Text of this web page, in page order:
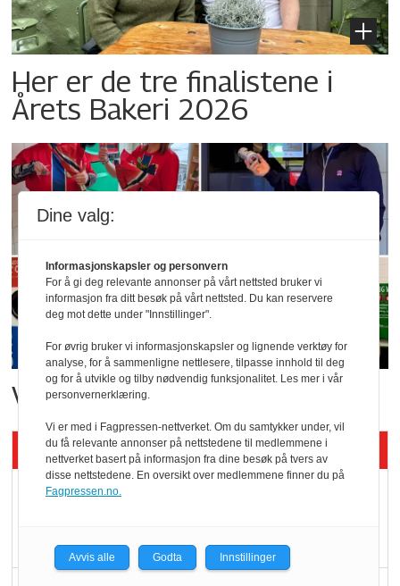
Her er de tre finalistene i
Årets Bakeri 2026
Vant i nyåpnet butikk
Siste artikler - KBS
velger ladestopp
Dine valg:
Informasjonskapsler og personvern
For å gi deg relevante annonser på vårt nettsted bruker vi
informasjon fra ditt besøk på vårt nettsted. Du kan reservere
deg mot dette under "Innstillinger".
For øvrig bruker vi informasjonskapsler og lignende verktøy for
analyse, for å sammenligne nettlesere, tilpasse innhold til deg
og for å utvikle og tilby nødvendig funksjonalitet. Les mer i vår
personvernerklæring.
Vi er med i Fagpressen-nettverket. Om du samtykker under, vil
du få relevante annonser på nettstedene til medlemmene i
nettverket basert på informasjon fra dine besøk på tvers av
disse nettstedene. En oversikt over medlemmene finner du på
Fagpressen.no.
Avvis alle Godta Innstillinger